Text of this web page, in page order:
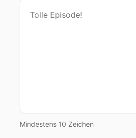
Mindestens 10 Zeichen